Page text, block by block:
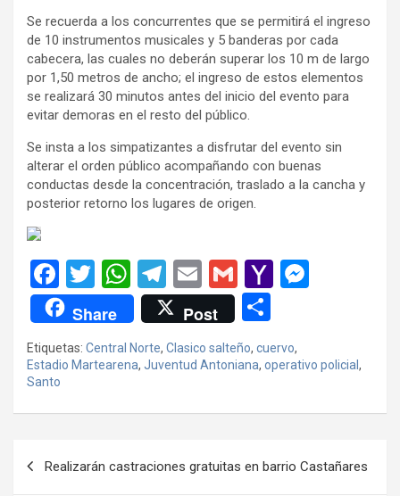
Se recuerda a los concurrentes que se permitirá el ingreso
de 10 instrumentos musicales y 5 banderas por cada
cabecera, las cuales no deberán superar los 10 m de largo
por 1,50 metros de ancho; el ingreso de estos elementos
se realizará 30 minutos antes del inicio del evento para
evitar demoras en el resto del público.
Se insta a los simpatizantes a disfrutar del evento sin
alterar el orden público acompañando con buenas
conductas desde la concentración, traslado a la cancha y
posterior retorno los lugares de origen.
F
a
ce
b
o
o
T
wi
tt
er
W
h
at
s
p
T
el
e
gr
m
E
m
ail
G
m
ail
Y
o
M
n
er
Share Post
m
ar
Etiquetas: Central Norte, Clasico salteño, cuervo,
Estadio Martearena, Juventud Antoniana, operativo policial ,
Santo
Realizarán castraciones gratuitas en barrio Castañares